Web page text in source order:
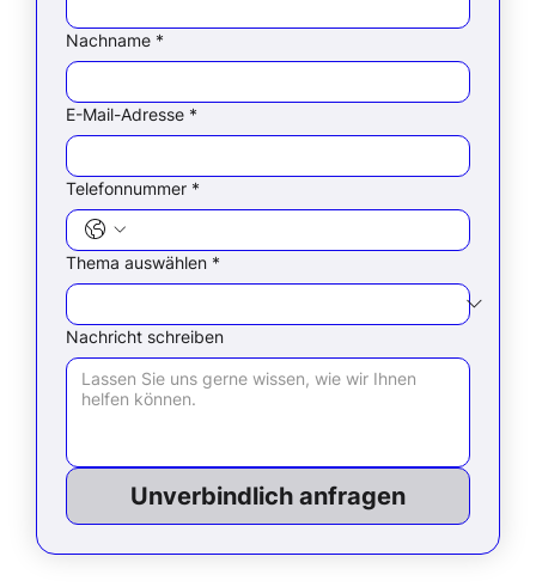
Nachname *
E-Mail-Adresse *
Telefonnummer *
Thema auswählen *
Nachricht schreiben
Unverbindlich anfragen